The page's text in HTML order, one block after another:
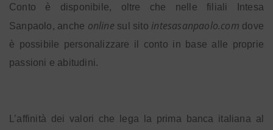
Conto è disponibile, oltre che nelle filiali Intesa
Sanpaolo, anche online sul sito intesasanpaolo.com dove
è possibile personalizzare il conto in base alle proprie
passioni e abitudini.
L’affinità dei valori che lega la prima banca italiana al